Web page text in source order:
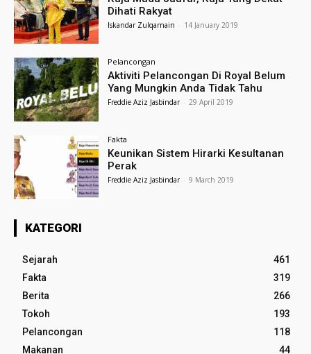
Dihati Rakyat
Iskandar Zulqarnain - 14 January 2019
Pelancongan
Aktiviti Pelancongan Di Royal Belum
Yang Mungkin Anda Tidak Tahu
Freddie Aziz Jasbindar - 29 April 2019
Fakta
Keunikan Sistem Hirarki Kesultanan
Perak
Freddie Aziz Jasbindar - 9 March 2019
KATEGORI
Sejarah
461
Fakta
319
Berita
266
Tokoh
193
Pelancongan
118
Makanan
44